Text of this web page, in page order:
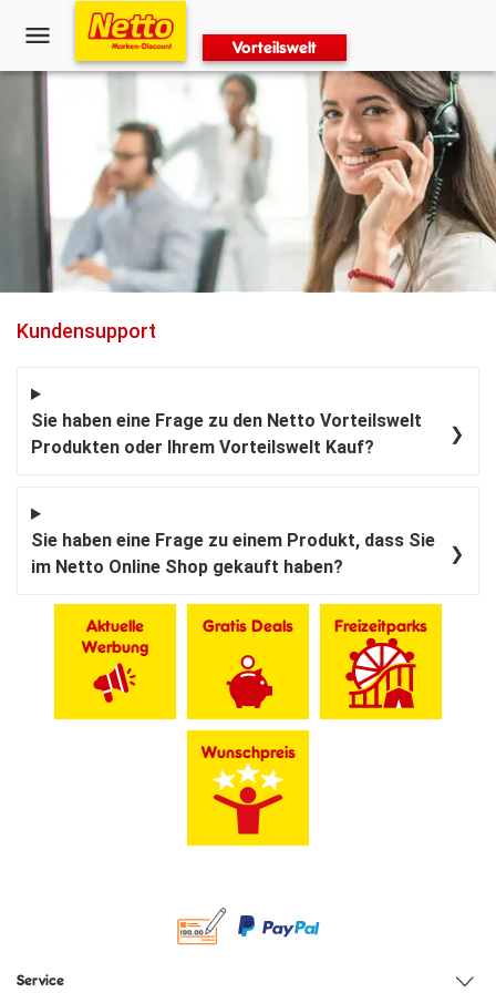
Vorteilswelt
Kundensupport
Sie haben eine Frage zu den Netto Vorteilswelt
Produkten oder Ihrem Vorteilswelt Kauf?
❯
Sie haben eine Frage zu einem Produkt, dass Sie
im Netto Online Shop gekauft haben?
❯
Aktuelle
Werbung
Gratis Deals Freizeitparks
Wunschpreis
Service